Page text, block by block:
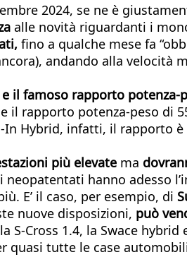
2024, se ne è
alle novità riguardanti i
fino a qualche mese fa
andando alla velocità
il famoso rapporto potenza-
rapporto potenza-peso di
Hybrid, infatti, il rapporto è
più elevate ma
hanno adesso
E’ il caso, per esempio, di
nuove disposizioni, può
S-Cross 1.4, la Swace
quasi tutte le case